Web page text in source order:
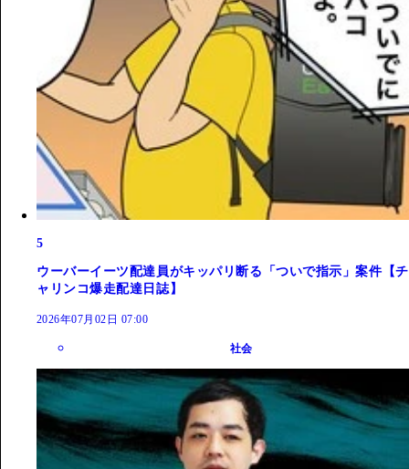
5
ウーバーイーツ配達員がキッパリ断る「ついで指示」案件【チ
ャリンコ爆走配達日誌】
2026年07月02日 07:00
社会